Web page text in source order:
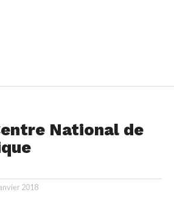
National de
2018